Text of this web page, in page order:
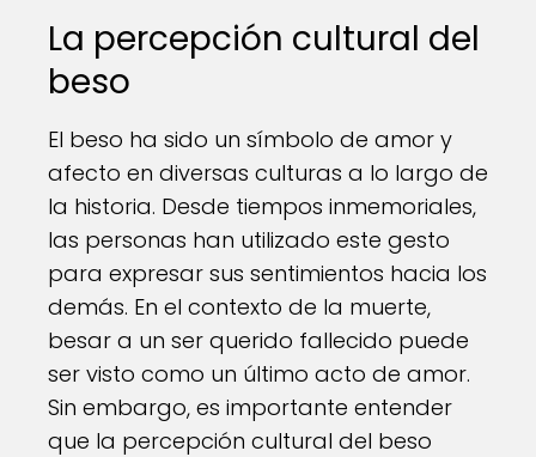
La percepción cultural del
beso
El beso ha sido un símbolo de amor y
afecto en diversas culturas a lo largo de
la historia. Desde tiempos inmemoriales,
las personas han utilizado este gesto
para expresar sus sentimientos hacia los
demás. En el contexto de la muerte,
besar a un ser querido fallecido puede
ser visto como un último acto de amor.
Sin embargo, es importante entender
que la percepción cultural del beso